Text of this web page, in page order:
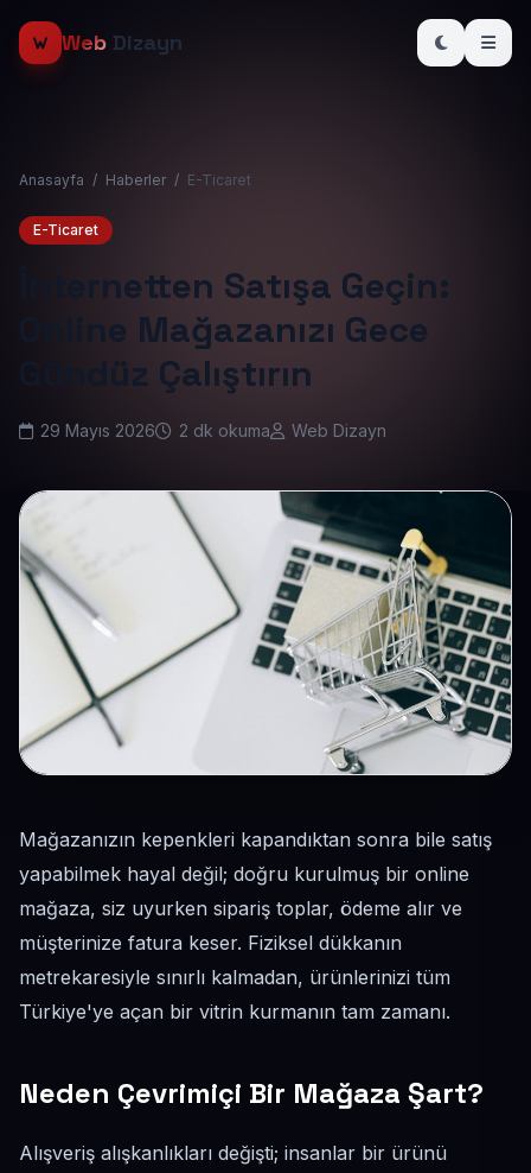
Web Dizayn
Anasayfa / Haberler / E-Ticaret
E-Ticaret
İnternetten Satışa Geçin:
Online Mağazanızı Gece
Gündüz Çalıştırın
29 Mayıs 2026 2 dk okuma Web Dizayn
Mağazanızın kepenkleri kapandıktan sonra bile satış
yapabilmek hayal değil; doğru kurulmuş bir online
mağaza, siz uyurken sipariş toplar, ödeme alır ve
müşterinize fatura keser. Fiziksel dükkanın
metrekaresiyle sınırlı kalmadan, ürünlerinizi tüm
Türkiye'ye açan bir vitrin kurmanın tam zamanı.
Neden Çevrimiçi Bir Mağaza Şart?
Alışveriş alışkanlıkları değişti; insanlar bir ürünü